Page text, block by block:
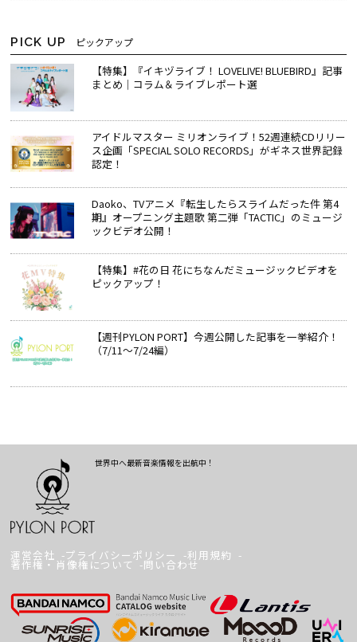
PICK UP ピックアップ
【特集】『イキヅライブ！ LOVELIVE! BLUEBIRD』記事
まとめ│コラム＆ライブレポート選
アイドルマスター ミリオンライブ！52週連続CDリリー
ス企画「SPECIAL SOLO RECORDS」がギネス世界記録
認定！
Daoko、TVアニメ『転生したらスライムだった件 第4
期』オープニング主題歌 第二弾「TACTIC」のミュージ
ックビデオ公開！
【特集】#花の日 花にちなんだミュージックビデオを
ピックアップ！
【週刊PYLON PORT】今週公開した記事を一挙紹介！
（7/11～7/24編）
世界中へ最新音楽情報を出航中！
運営会社 プライバシーポリシー 利用規約
著作権・肖像権について 問い合わせ